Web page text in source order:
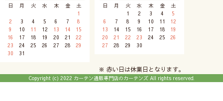
日 月 火 水 木 金
土
1
2
3 4 5 6 7
8
9
10 11 12 13 14
15
16
17 18 19 20 21
22
23
24 25 26 27 28
29
30
31
日 月 火 水 木 金
土
1
2 3 4
5
6
7 8 9 10 11
12
13
14 15 16 17 18
19
20
21 22 23 24 25
26
27
28 29 30
※ 赤い日は休業日となります。
Copyright (c) 2022 カーテン通販専門店のカーテンズ All rights reserved.